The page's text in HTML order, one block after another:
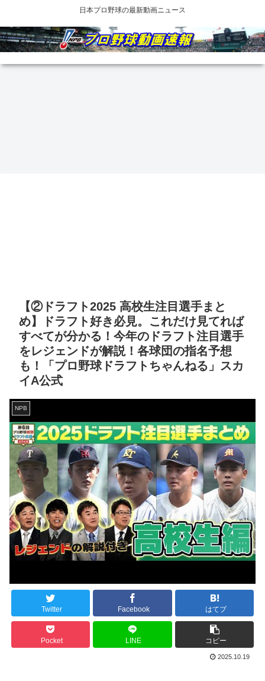
日本プロ野球の最新動画ニュース
【②ドラフト2025 高校生注目選手まと
め】ドラフト好き必見。これだけ見てれば
すべてが分かる！今年のドラフト注目選手
をレジェンドが解説！各球団の指名予想
も！「プロ野球ドラフトちゃんねる」スカ
イA公式
NPB
Twitter Facebook はてブ
Pocket LINE コピー
2025.10.19